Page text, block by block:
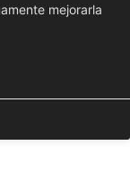
mejorarla